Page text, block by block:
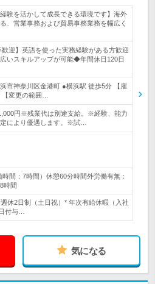
験を活かして成長できる環境です】海外
、営業事務および貿易事務業務を幅広く
歓迎】英語を使った実務経験がある方歓迎
いスキルアップが可能◆年間休日120日
市神奈川区金港町 ●横浜駅 徒歩5分 【雇
【変更の範囲…
円※残業代は別途支給。※経験、能力
により優遇します。※試…
間：7時間）休憩60分時間外労働有無：
時間
休2日制（土日祝）* 年次有給休暇（入社
付与…
気になる